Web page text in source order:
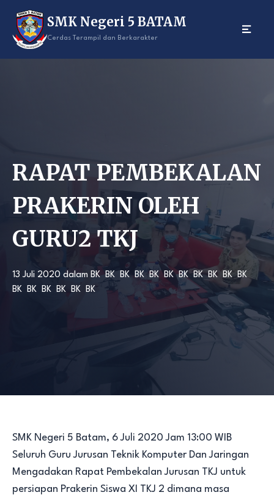
content
SMK Negeri 5 BATAM
Cerdas Terampil dan Berkarakter
RAPAT PEMBEKALAN
PRAKERIN OLEH
GURU2 TKJ
13 Juli 2020 dalam BK BK BK BK BK BK BK BK BK BK BK
BK BK BK BK BK BK
SMK Negeri 5 Batam, 6 Juli 2020 Jam 13:00 WIB
Seluruh Guru Jurusan Teknik Komputer Dan Jaringan
Mengadakan Rapat Pembekalan Jurusan TKJ untuk
persiapan Prakerin Siswa XI TKJ 2 dimana masa